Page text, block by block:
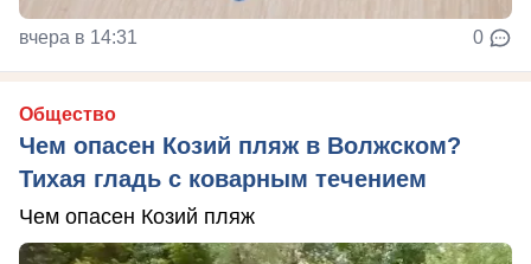
вчера в 14:31 0
Общество
Чем опасен Козий пляж в Волжском?
Тихая гладь с коварным течением
Чем опасен Козий пляж